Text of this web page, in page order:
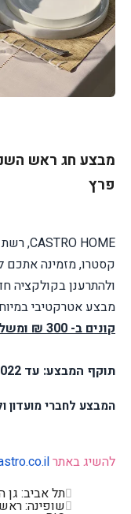
פרץ
CASTRO HOME, רשת
קסטרו, מזמינה אתכם
ולהתרענן בקולקציה
מבצע אטרקטיבי
קונים ב- 300 ₪ ומשלמים רק 150 ₪
תוקף המבצע: עד 19.10.2022 ו/או עד גמר המלאי.
המבצע לחברי
להשיג באתר
תל אביב: גן
שופינה: